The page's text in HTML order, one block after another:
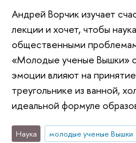
Андрей Ворчик изучает
лекции и хочет, чтобы
общественными
«Молодые ученые Вышки»
эмоции влияют на
треугольнике из ванной,
идеальной формуле
Наука молодые ученые Вышки